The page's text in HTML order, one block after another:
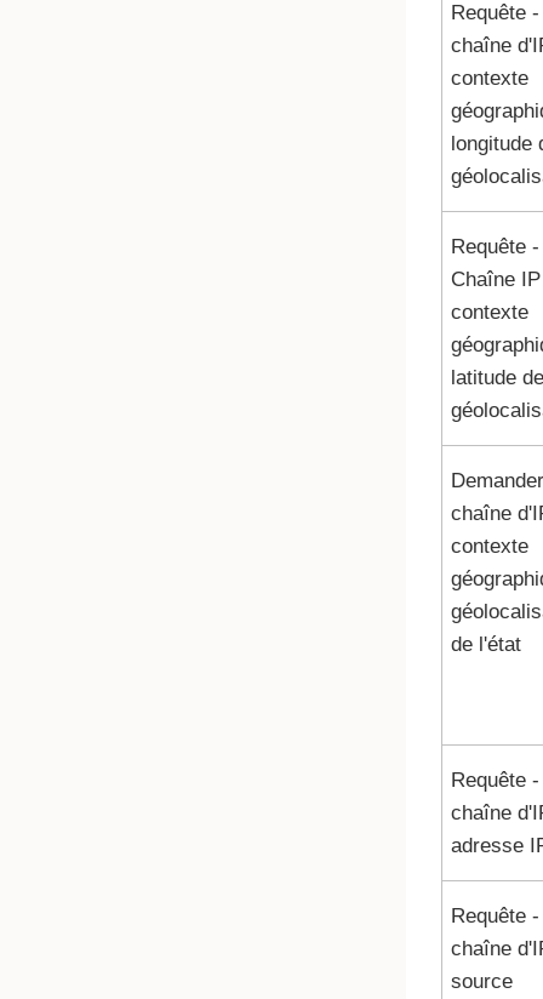
Requête -
chaîne
contexte
longitude
Requête -
Chaîne
contexte
latitude de
chaîne
contexte
de l'état
Requête -
chaîne
adresse
Requête -
chaîne
source